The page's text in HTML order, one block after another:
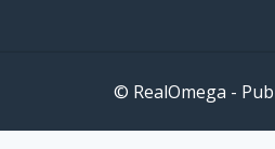
© RealOmega -